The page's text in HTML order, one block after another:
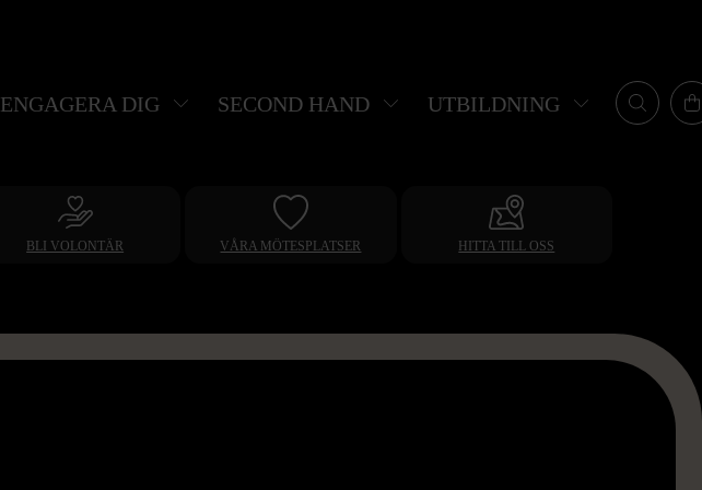
ENGAGERA DIG SECOND HAND UTBILDNING
BLI VOLONTÄR VÅRA MÖTESPLATSER HITTA TILL OSS